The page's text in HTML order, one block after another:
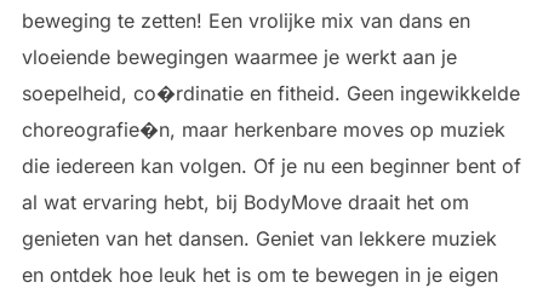
beweging te zetten! Een vrolijke mix van dans en
vloeiende bewegingen waarmee je werkt aan je
soepelheid, co�rdinatie en fitheid. Geen ingewikkelde
choreografie�n, maar herkenbare moves op muziek
die iedereen kan volgen. Of je nu een beginner bent of
al wat ervaring hebt, bij BodyMove draait het om
genieten van het dansen. Geniet van lekkere muziek
en ontdek hoe leuk het is om te bewegen in je eigen